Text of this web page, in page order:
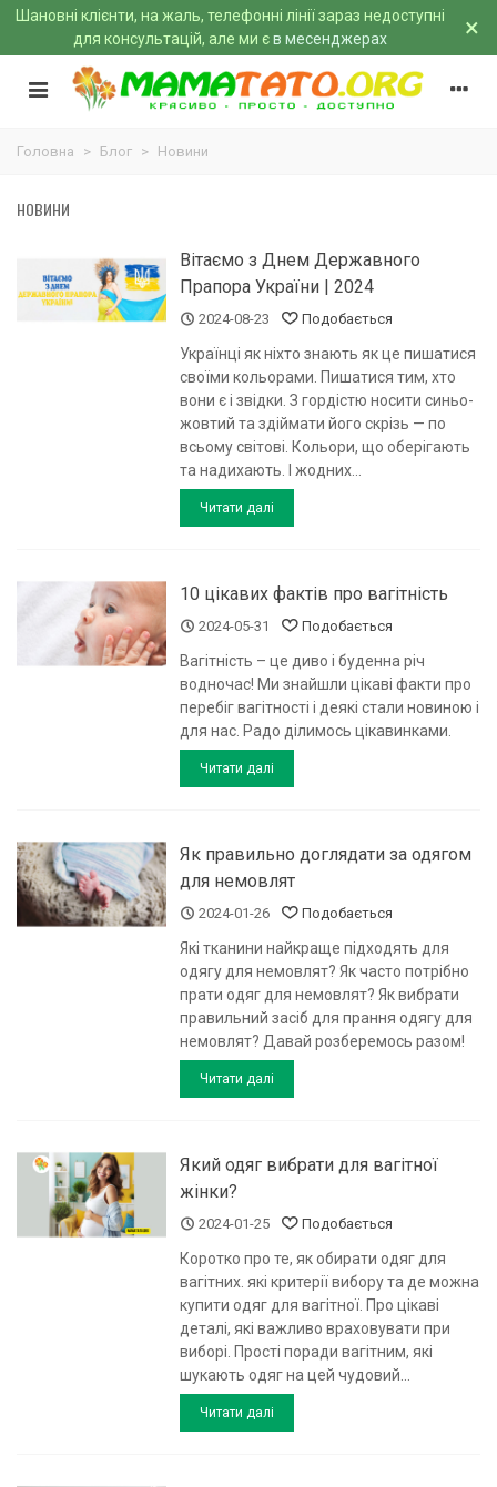
Шановні клієнти, на жаль, телефонні лінії зараз недоступні
для консультацій, але ми єв месенджерах ×
Головна > Блог > Новини
НОВИНИ
Вітаємо з Днем Державного
Прапора України | 2024
2024-08-23 Подобається
Українці як ніхто знають як це пишатися
своїми кольорами. Пишатися тим, хто
вони є і звідки. З гордістю носити синьо-
жовтий та здіймати його скрізь — по
всьому світові. Кольори, що оберігають
та надихають. І жодних...
Читати далі
10 цікавих фактів про вагітність
2024-05-31 Подобається
Вагітність – це диво і буденна річ
водночас! Ми знайшли цікаві факти про
перебіг вагітності і деякі стали новиною і
для нас. Радо ділимось цікавинками.
Читати далі
Як правильно доглядати за одягом
для немовлят
2024-01-26 Подобається
Які тканини найкраще підходять для
одягу для немовлят? Як часто потрібно
прати одяг для немовлят? Як вибрати
правильний засіб для прання одягу для
немовлят? Давай розберемось разом!
Читати далі
Який одяг вибрати для вагітної
жінки?
2024-01-25 Подобається
Коротко про те, як обирати одяг для
вагітних. які критерії вибору та де можна
купити одяг для вагітної. Про цікаві
деталі, які важливо враховувати при
виборі. Прості поради вагітним, які
шукають одяг на цей чудовий...
Читати далі